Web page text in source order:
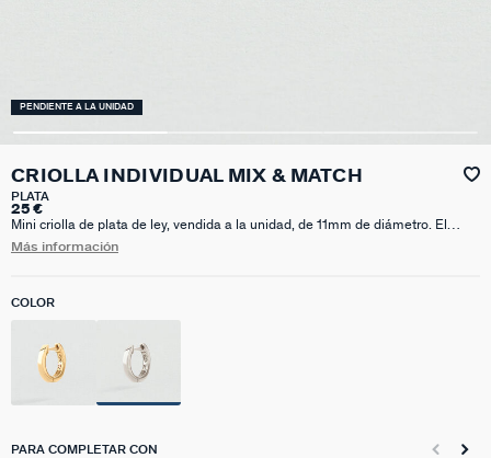
PENDIENTE A LA UNIDAD
CRIOLLA INDIVIDUAL MIX & MATCH
PLATA
25 €
Mini criolla de plata de ley, vendida a la unidad, de 11mm de diámetro. El
diseño de esta criolla es exclusivo y muy especial, por eso queda bien a todo
Más información
COLOR
PARA COMPLETAR CON